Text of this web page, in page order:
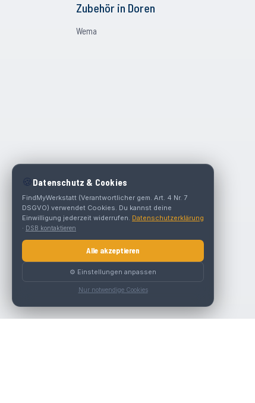
Zubehör in Doren
Wema
🍪 Datenschutz & Cookies
FindMyWerkstatt (Verantwortlicher gem. Art. 4 Nr. 7
DSGVO) verwendet Cookies. Du kannst deine
Einwilligung jederzeit widerrufen. Datenschutzerklärung
· DSB kontaktieren
Alle akzeptieren
⚙️ Einstellungen anpassen
Nur notwendige Cookies